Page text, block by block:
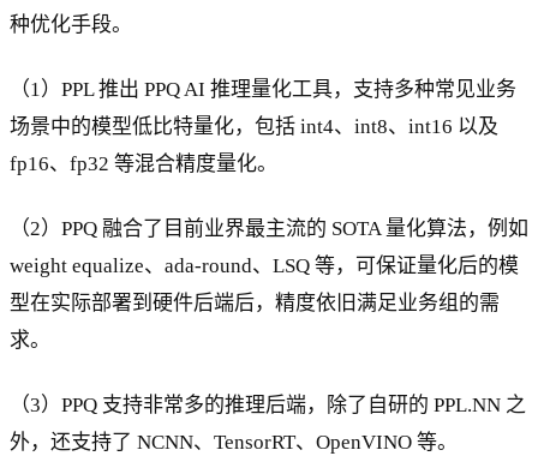
种优化手段。
（1）PPL 推出 PPQ AI 推理量化工具，支持多种常见业务
场景中的模型低比特量化，包括 int4、int8、int16 以及
fp16、fp32 等混合精度量化。
（2）PPQ 融合了目前业界最主流的 SOTA 量化算法，例如
weight equalize、ada-round、LSQ 等，可保证量化后的模
型在实际部署到硬件后端后，精度依旧满足业务组的需
求。
（3）PPQ 支持非常多的推理后端，除了自研的 PPL.NN 之
外，还支持了 NCNN、TensorRT、OpenVINO 等。